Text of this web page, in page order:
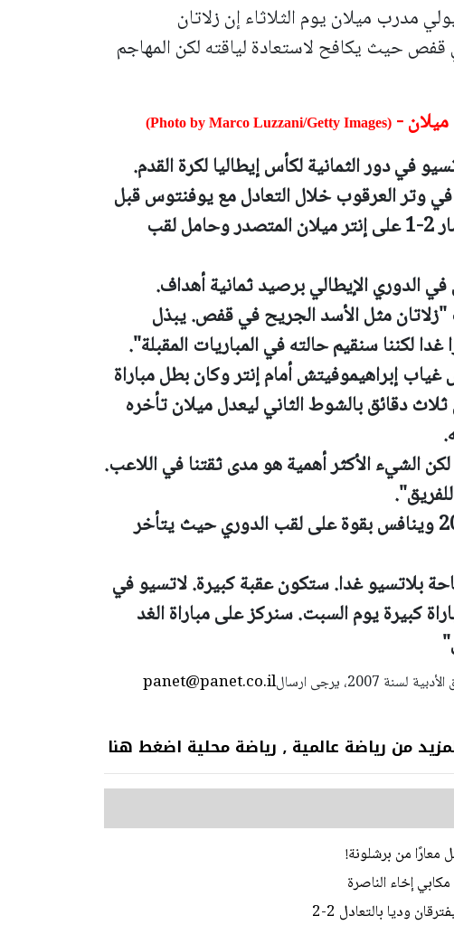
مدرب ميلان يوم الثلاثاء إن زلاتان
حيث يكافح لاستعادة لياقته لكن المهاجم
-
(Photo by Marco Luzzani/Getty Images)
في دور الثمانية لكأس إيطاليا لكرة القدم.
البالغ عمره 40 عاما في وتر العرقوب خلال التعادل مع يوفنتوس قبل
فترة التوقف الدولي وغاب عن الانتصار 2-1 على إنتر ميلان المتصدر وحامل لقب
الدوري الإيطالي برصيد ثمانية أهداف.
مثل الأسد الجريح في قفص. يبذل
لكننا سنقيم حالته في المباريات المقبلة".
إبراهيموفيتش أمام إنتر وكان بطل مباراة
دقائق بالشوط الثاني ليعدل ميلان تأخره
الشيء الأكثر أهمية هو مدى ثقتنا في اللاعب.
ولم يفز ميلان بكأس إيطاليا منذ 2003 وينافس بقوة على لقب الدوري حيث يتأخر
بلاتسيو غدا. ستكون عقبة كبيرة. لاتسيو في
كبيرة يوم السبت. سنركز على مباراة الغد
panet@panet.co.ilاستعمال المضامين بموجب بند 27 أ لقانون الحقوق الأدبية لسنة 2007، يرجى ارسال
من رياضة عالمية ٫ رياضة محلية اضغط هنا
من برشلونة!
إخاء الناصرة
وديا بالتعادل 2-2